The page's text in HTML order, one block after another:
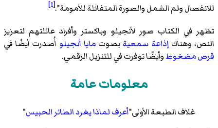
ولم الشمل والصورة المتفائلة للأمومة".
في الكتاب صور لأنجيلو وباكستر وأفراد عائلتهم لتعزيز
وهناكإذاعة سمعيةبصوتمايا أنجيلوأُصدرت أيضًا في
مضغوطوأيضًا توفرت في للتنزيل الرقمي.
معلومات عامة
غلاف الطبعة الأولى"أعرف لماذا يغرد الطائر الحبيس"